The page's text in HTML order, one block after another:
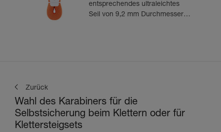
entsprechendes ultraleichtes
Seil von 9,2 mm Durchmesser
Zurück
Wahl des Karabiners für die
Selbstsicherung beim Klettern oder für
Klettersteigsets